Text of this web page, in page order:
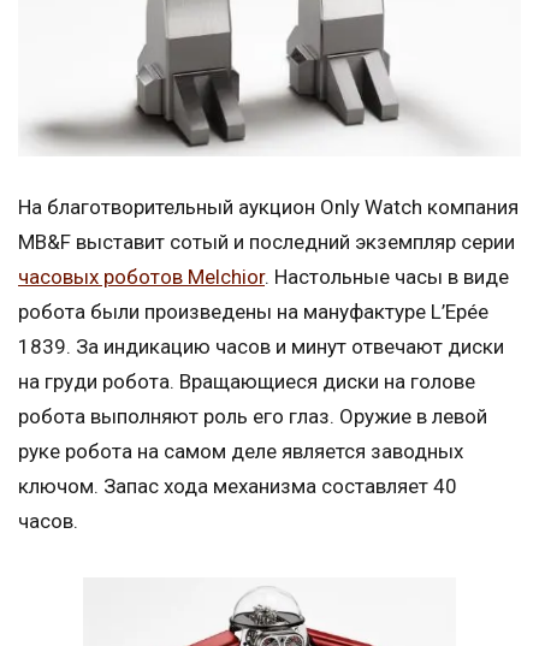
На благотворительный аукцион Only Watch компания
MB&F выставит сотый и последний экземпляр серии
часовых роботов Melchior. Настольные часы в виде
робота были произведены на мануфактуре L’Epée
1839. За индикацию часов и минут отвечают диски
на груди робота. Вращающиеся диски на голове
робота выполняют роль его глаз. Оружие в левой
руке робота на самом деле является заводных
ключом. Запас хода механизма составляет 40
часов.